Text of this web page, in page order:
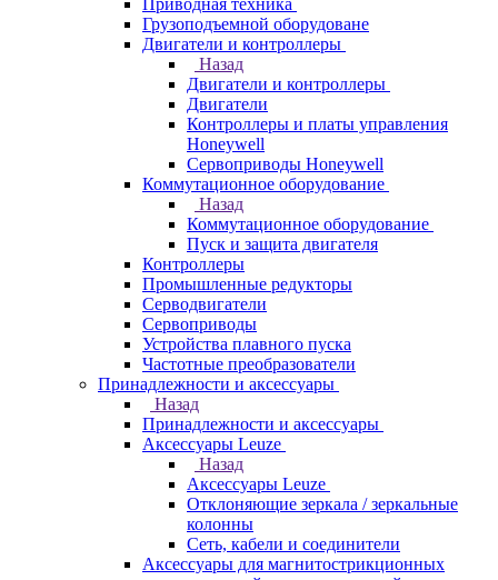
Приводная техника
Грузоподъемной оборудоване
Двигатели и контроллеры
Назад
Двигатели и контроллеры
Двигатели
Контроллеры и платы управления
Honeywell
Сервоприводы Honeywell
Коммутационное оборудование
Назад
Коммутационное оборудование
Пуск и защита двигателя
Контроллеры
Промышленные редукторы
Серводвигатели
Сервоприводы
Устройства плавного пуска
Частотные преобразователи
Принадлежности и аксессуары
Назад
Принадлежности и аксессуары
Аксессуары Leuze
Назад
Аксессуары Leuze
Отклоняющие зеркала / зеркальные
колонны
Сеть, кабели и соединители
Аксессуары для магнитострикционных